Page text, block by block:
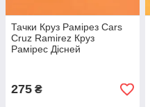
Тачки Круз Рамірез Cars
Cruz Ramirez Круз
Рамірес Дісней
275 ₴